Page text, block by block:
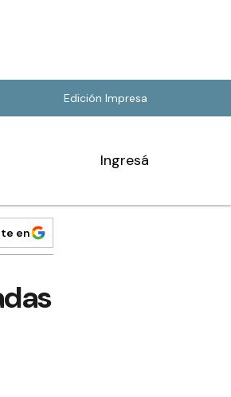
Edición Impresa
Ingresá
en